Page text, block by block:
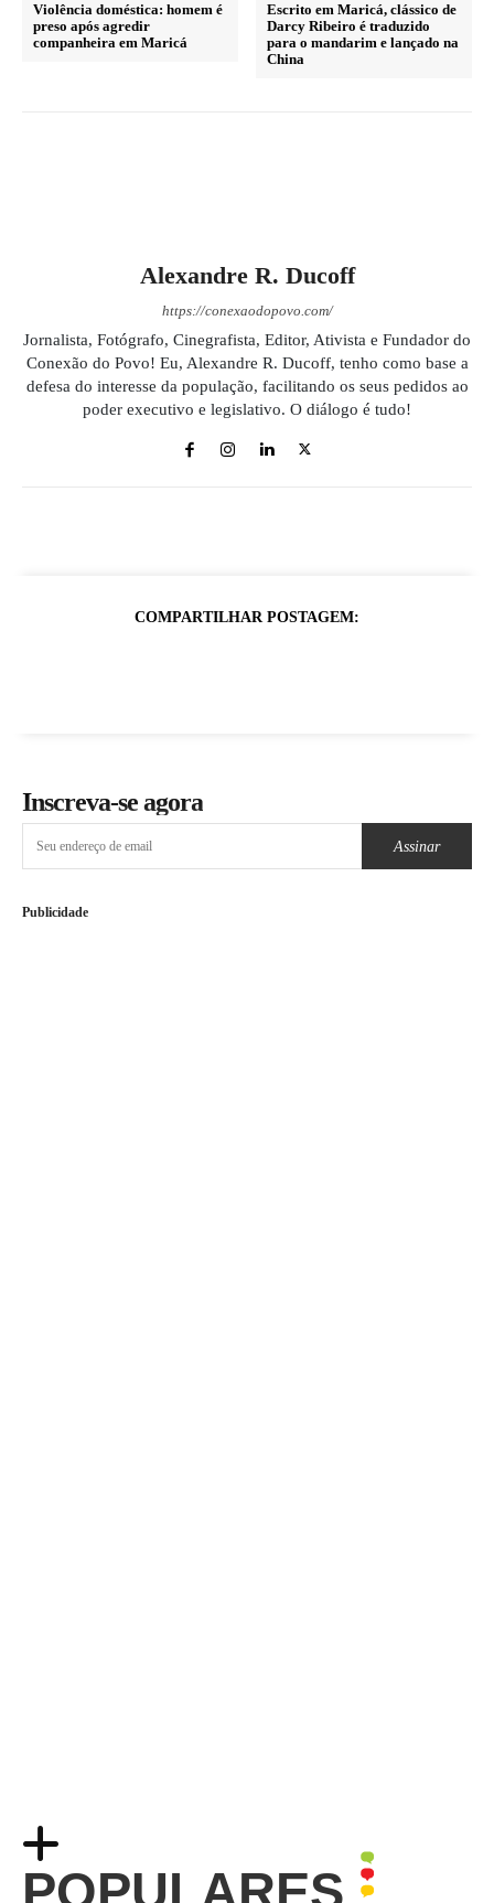
Violência doméstica: homem é
preso após agredir
companheira em Maricá
Escrito em Maricá, clássico de
Darcy Ribeiro é traduzido
para o mandarim e lançado na
China
Alexandre R. Ducoff
https://conexaodopovo.com/
Jornalista, Fotógrafo, Cinegrafista, Editor, Ativista e Fundador do
Conexão do Povo! Eu, Alexandre R. Ducoff, tenho como base a
defesa do interesse da população, facilitando os seus pedidos ao
poder executivo e legislativo. O diálogo é tudo!
COMPARTILHAR POSTAGEM:
Inscreva-se agora
Assinar
Publicidade